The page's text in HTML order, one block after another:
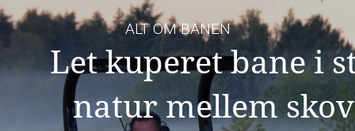
ALT OM BANEN
Let kuperet bane i
natur mellem